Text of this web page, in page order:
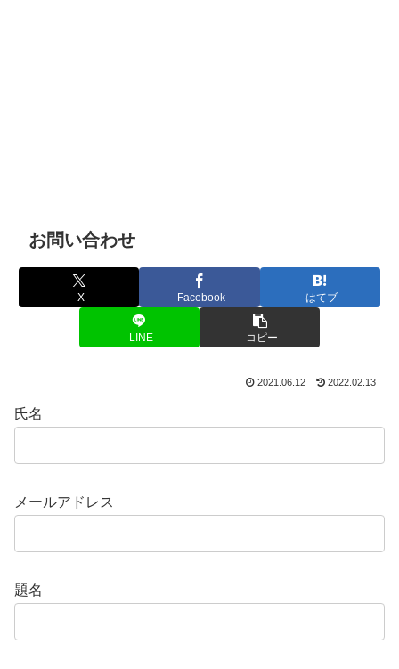
お問い合わせ
X Facebook はてブ
LINE コピー
2021.06.12 2022.02.13
氏名
メールアドレス
題名